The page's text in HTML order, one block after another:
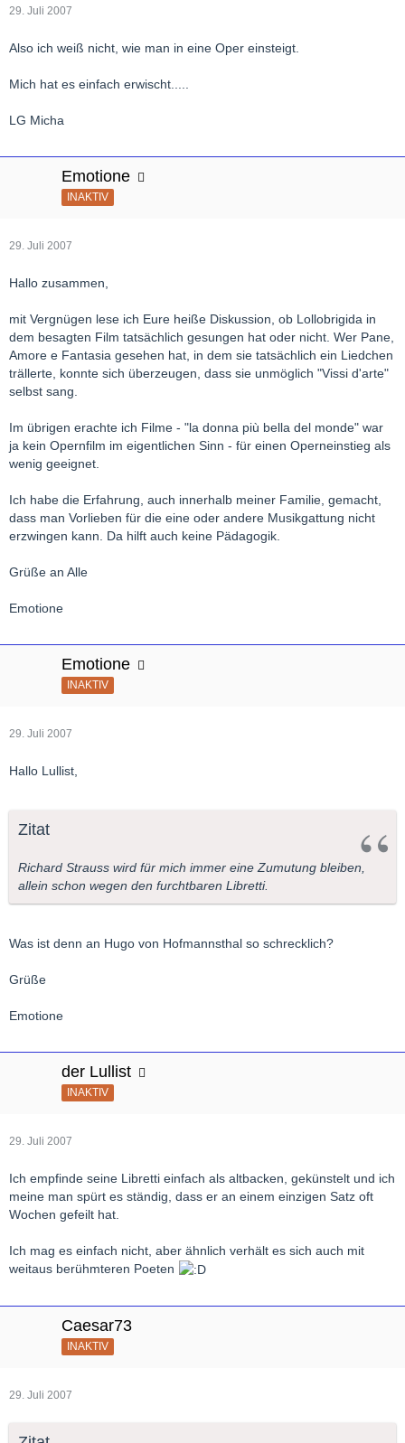
29. Juli 2007
Also ich weiß nicht, wie man in eine Oper einsteigt.
Mich hat es einfach erwischt.....
LG Micha
Emotione
INAKTIV
29. Juli 2007
Hallo zusammen,
mit Vergnügen lese ich Eure heiße Diskussion, ob Lollobrigida in
dem besagten Film tatsächlich gesungen hat oder nicht. Wer Pane,
Amore e Fantasia gesehen hat, in dem sie tatsächlich ein Liedchen
trällerte, konnte sich überzeugen, dass sie unmöglich "Vissi d'arte"
selbst sang.
Im übrigen erachte ich Filme - "la donna più bella del monde" war
ja kein Opernfilm im eigentlichen Sinn - für einen Operneinstieg als
wenig geeignet.
Ich habe die Erfahrung, auch innerhalb meiner Familie, gemacht,
dass man Vorlieben für die eine oder andere Musikgattung nicht
erzwingen kann. Da hilft auch keine Pädagogik.
Grüße an Alle
Emotione
Emotione
INAKTIV
29. Juli 2007
Hallo Lullist,
Zitat
Richard Strauss wird für mich immer eine Zumutung bleiben,
allein schon wegen den furchtbaren Libretti.
Was ist denn an Hugo von Hofmannsthal so schrecklich?
Grüße
Emotione
der Lullist
INAKTIV
29. Juli 2007
Ich empfinde seine Libretti einfach als altbacken, gekünstelt und ich
meine man spürt es ständig, dass er an einem einzigen Satz oft
Wochen gefeilt hat.
Ich mag es einfach nicht, aber ähnlich verhält es sich auch mit
weitaus berühmteren Poeten
Caesar73
INAKTIV
29. Juli 2007